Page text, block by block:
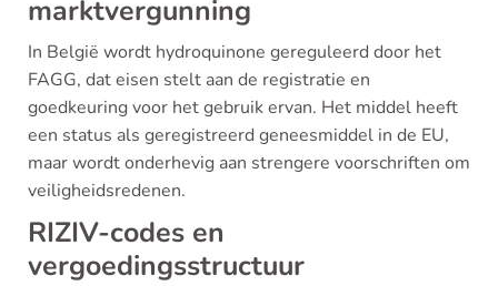
marktvergunning
In België wordt hydroquinone gereguleerd door het
FAGG, dat eisen stelt aan de registratie en
goedkeuring voor het gebruik ervan. Het middel heeft
een status als geregistreerd geneesmiddel in de EU,
maar wordt onderhevig aan strengere voorschriften om
veiligheidsredenen.
RIZIV-codes en
vergoedingsstructuur